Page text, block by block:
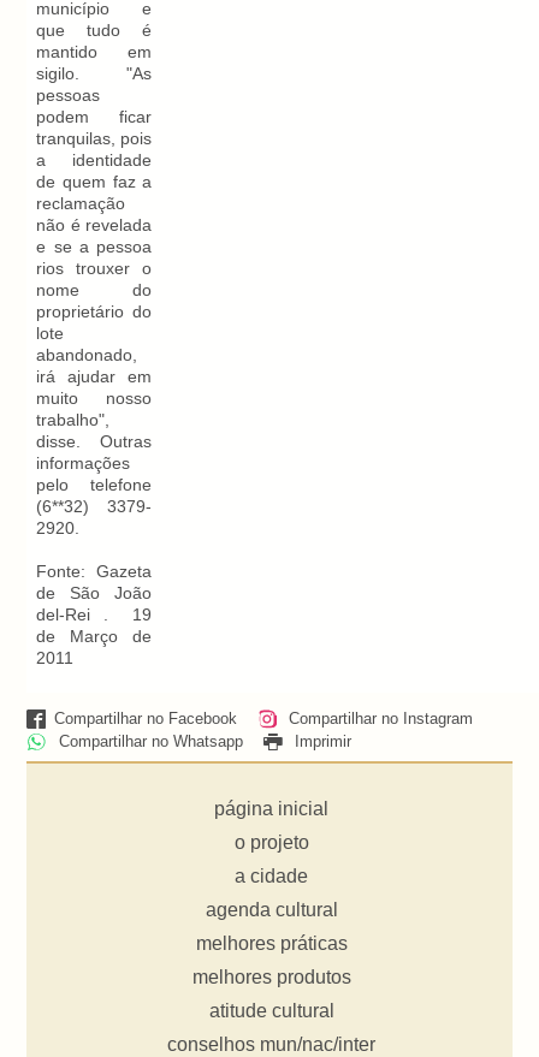
município e
que tudo é
mantido em
sigilo. "As
pessoas
podem ficar
tranquilas, pois
a identidade
de quem faz a
reclamação
não é revelada
e se a pessoa
rios trouxer o
nome do
proprietário do
lote
abandonado,
irá ajudar em
muito nosso
trabalho",
disse. Outras
informações
pelo telefone
(6**32) 3379-
2920.
Fonte: Gazeta
de São João
del-Rei . 19
de Março de
2011
Compartilhar no Facebook
Compartilhar no Instagram
Compartilhar no Whatsapp
Imprimir
página inicial
o projeto
a cidade
agenda cultural
melhores práticas
melhores produtos
atitude cultural
conselhos mun/nac/inter